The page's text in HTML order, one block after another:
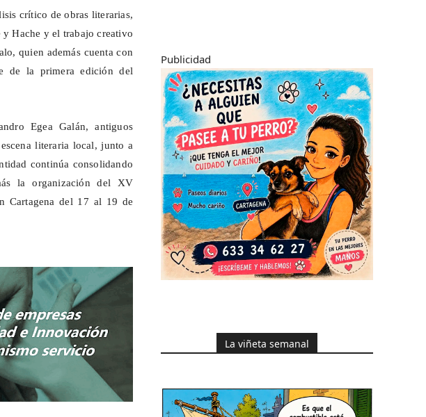
crítico de obras literarias,
y Hache y el trabajo creativo
quien además cuenta con
de la primera edición del
Egea Galán, antiguos
literaria local, junto a
continúa consolidando
la organización del XV
Cartagena del 17 al 19 de
Publicidad
La viñeta semanal